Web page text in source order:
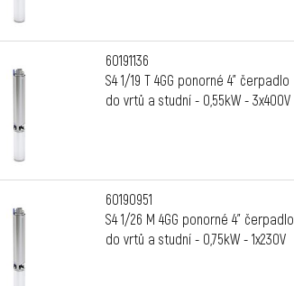
60191136
S4 1/19 T 4GG ponorné 4" čerpadlo
do vrtů a studní - 0,55kW - 3x400V
60190951
S4 1/26 M 4GG ponorné 4" čerpadlo
do vrtů a studní - 0,75kW - 1x230V